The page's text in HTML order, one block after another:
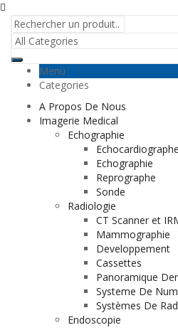
Menu
Categories
A Propos De Nous
Imagerie Medical
Echographie
Echocardiographe
Echographie
Reprographe
Sonde
Radiologie
CT Scanner et
Mammographie
Developpement
Cassettes
Panoramique
Systeme De
Systèmes De
Endoscopie